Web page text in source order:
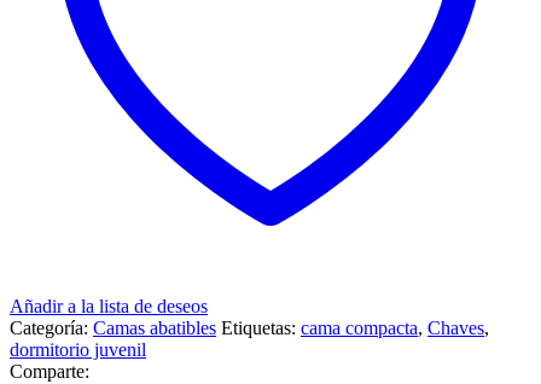
Añadir a la lista de deseos
Categoría: Camas abatibles Etiquetas: cama compacta, Chaves,
dormitorio juvenil
Comparte: